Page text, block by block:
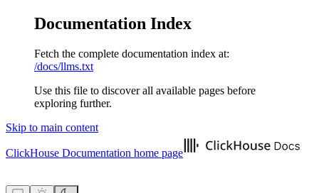
Documentation Index
Fetch the complete documentation index at:
/docs/llms.txt
Use this file to discover all available pages before
exploring further.
Skip to main content
ClickHouse Documentation home page